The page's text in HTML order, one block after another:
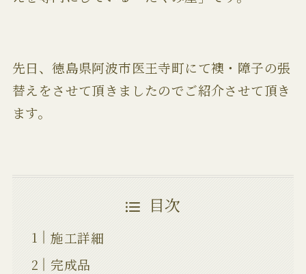
先日、徳島県阿波市医王寺町にて襖・障子の張
替えをさせて頂きましたのでご紹介させて頂き
ます。
目次
施工詳細
完成品